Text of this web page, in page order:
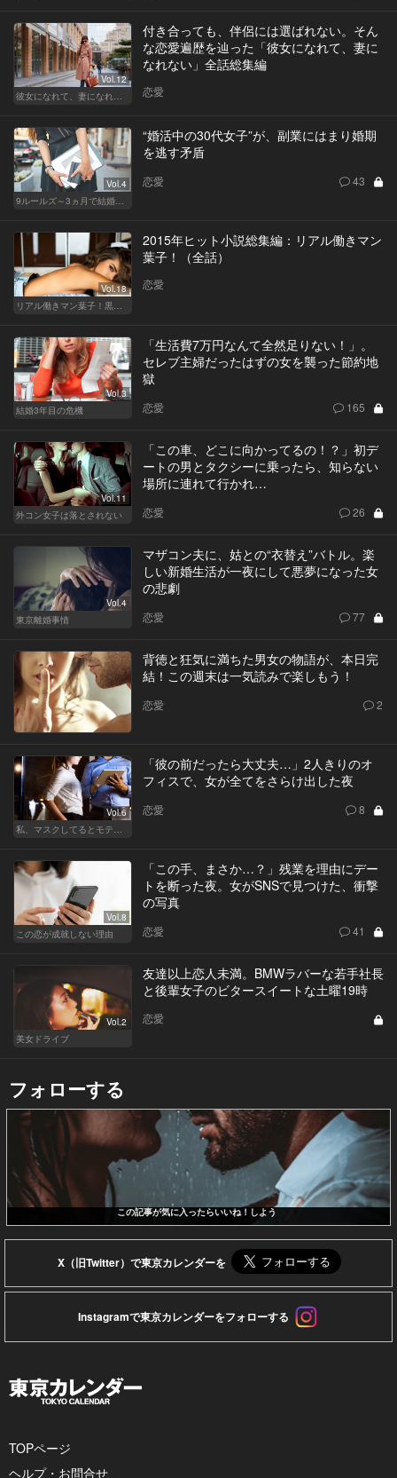
Vol.12
付き合っても、伴侶には選ばれない。そん
な恋愛遍歴を辿った「彼女になれて、妻に
なれない」全話総集編
恋愛
Vol.4
“婚活中の30代女子”が、副業にはまり婚期
を逃す矛盾
恋愛 43
Vol.18
2015年ヒット小説総集編：リアル働きマン
葉子！（全話）
恋愛
Vol.3
結婚3年目の危機
「生活費7万円なんて全然足りない！」。
セレブ主婦だったはずの女を襲った節約地
獄
恋愛 165
Vol.11
外コン女子は落とされない
「この車、どこに向かってるの！？」初デ
ートの男とタクシーに乗ったら、知らない
場所に連れて行かれ…
恋愛 26
Vol.4
東京離婚事情
マザコン夫に、姑との“衣替え”バトル。楽
しい新婚生活が一夜にして悪夢になった女
の悲劇
恋愛 77
背徳と狂気に満ちた男女の物語が、本日完
結！この週末は一気読みで楽しもう！
恋愛 2
Vol.6
「彼の前だったら大丈夫…」2人きりのオ
フィスで、女が全てをさらけ出した夜
恋愛 8
Vol.8
この恋が成就しない理由
「この手、まさか…？」残業を理由にデー
トを断った夜。女がSNSで見つけた、衝撃
の写真
恋愛 41
Vol.2
美女ドライブ
友達以上恋人未満。BMWラバーな若手社長
と後輩女子のビタースイートな土曜19時
恋愛
フォローする
この記事が気に入ったらいいね！しよう
X（旧Twitter）で東京カレンダーを
Instagramで東京カレンダーをフォローする
TOPページ
ヘルプ・お問合せ